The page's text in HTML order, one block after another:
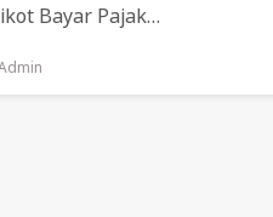
Bayar Pajak…